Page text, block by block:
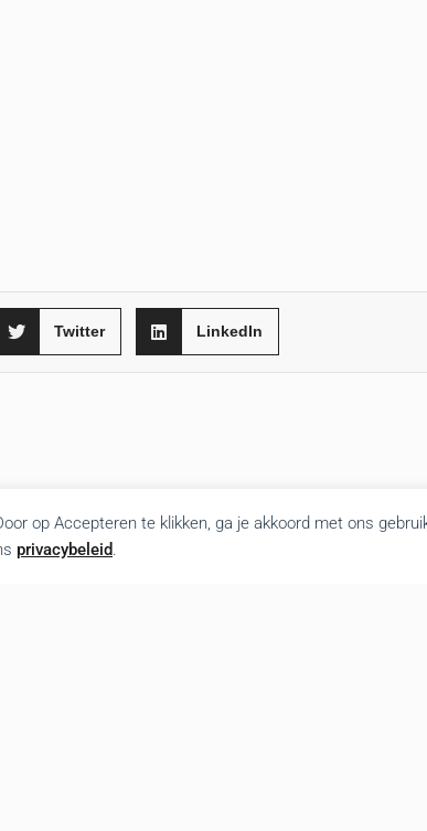
op Accepteren te klikken, ga je akkoord met ons
privacybeleid.
Twitter LinkedIn